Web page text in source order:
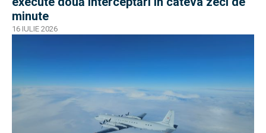
minute
16 IULIE 2026